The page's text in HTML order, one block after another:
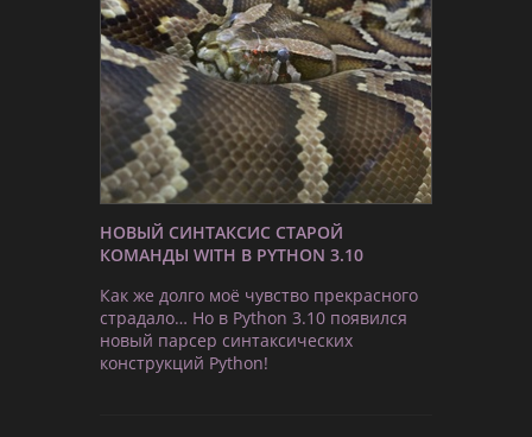
НОВЫЙ СИНТАКСИС СТАРОЙ
КОМАНДЫ WITH В PYTHON 3.10
Как же долго моё чувство прекрасного
страдало… Но в Python 3.10 появился
новый парсер синтаксических
конструкций Python!